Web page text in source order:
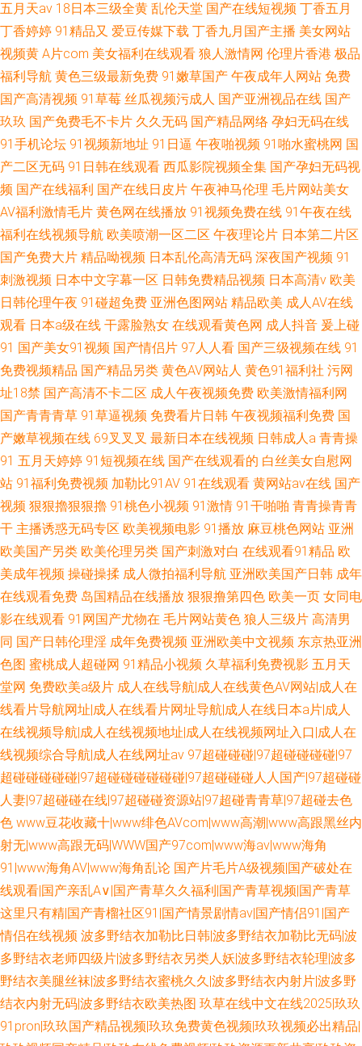
五月天av 18日本三级全黄 乱伦天堂 国产在线短视频 丁香五月
丁香婷婷 91精品又 爱豆传媒下载 丁香九月国产主播 美女网站
视频黄 A片com 美女福利在线观看 狼人激情网 伦理片香港 极品
福利导航 黄色三级最新免费 91嫩草国产 午夜成年人网站 免费
国产高清视频 91草莓 丝瓜视频污成人 国产亚洲视品在线 国产
玖玖 国产免费毛不卡片 久久无码 国产精品网络 孕妇无码在线
91手机论坛 91视频新地址 91日逼 午夜啪视频 91啪水蜜桃网 国
产二区无码 91日韩在线观看 西瓜影院视频全集 国产孕妇无码视
频 国产在线福利 国产在线日皮片 午夜神马伦理 毛片网站美女
AV福利激情毛片 黄色网在线播放 91视频免费在线 91午夜在线
福利在线视频导航 欧美喷潮一区二区 午夜理论片 日本第二片区
国产免费大片 精品呦视频 日本乱伦高清无码 深夜国产视频 91
刺激视频 日本中文字幕一区 日韩免费精品视频 日本高清v 欧美
日韩伦理午夜 91碰超免费 亚洲色图网站 精品欧美 成人AV在线
观看 日本a级在线 干露脸熟女 在线观看黄色网 成人抖音 爰上碰
91 国产美女91视频 国产情侣片 97人人看 国产三级视频在线 91
免费视频精品 国产精品另类 黄色AV网站人 黄色91福利社 污网
址18禁 国产高清不卡二区 成人午夜视频免费 欧美激情福利网
国产青青青草 91草逼视频 免费看片日韩 午夜视频福利免费 国
产嫩草视频在线 69叉叉叉 最新日本在线视频 日韩成人a 青青操
91 五月天婷婷 91短视频在线 国产在线观看的 白丝美女自慰网
站 91福利免费视频 加勒比91AV 91在线观看 黄网站av在线 国产
视频 狠狠擼狠狠擼 91桃色小视频 91激情 91干啪啪 青青操青青
干 主播诱惑无码专区 欧美视频电影 91播放 麻豆桃色网站 亚洲
欧美国产另类 欧美伦理另类 国产刺激对白 在线观看91精品 欧
美成年视频 操碰操揉 成人微拍福利导航 亚洲欧美国产日韩 成年
在线观看免费 岛国精品在线播放 狠狠撸第四色 欧美一页 女同电
影在线观看 91网国产尤物在 毛片网站黄色 狼人三级片 高清男
同 国产日韩伦理淫 成年免费视频 亚洲欧美中文视频 东京热亚洲
色图 蜜桃成人超碰网 91精品小视频 久草福利免费视影 五月天
堂网 免费欧美a级片 成人在线导航|成人在线黄色AV网站|成人在
线看片导航网址|成人在线看片网址导航|成人在线日本a片|成人
在线视频导航|成人在线视频地址|成人在线视频网址入口|成人在
线视频综合导航|成人在线网址av 97超碰碰碰|97超碰碰碰碰|97
超碰碰碰碰碰|97超碰碰碰碰碰碰|97超碰碰碰人人国产|97超碰碰
人妻|97超碰碰在线|97超碰碰资源站|97超碰青青草|97超碰去色
色 www豆花收藏十|www绯色AVcom|www高潮|www高跟黑丝内
射无|www高跟无码|WWW国产97com|www海av|www海角
91|www海角AV|www海角乱论 国产片毛片A级视频|国产破处在
线观看|国产亲乱A∨|国产青草久久福利|国产青草视频|国产青草
这里只有精|国产青榴社区91|国产情景剧情av|国产情侣91|国产
情侣在线视频 波多野结衣加勒比日韩|波多野结衣加勒比无码|波
多野结衣老师四级片|波多野结衣另类人妖|波多野结衣轮理|波多
野结衣美腿丝袜|波多野结衣蜜桃久久|波多野结衣内射片|波多野
结衣内射无码|波多野结衣欧美热图 玖草在线中文在线2025|玖玖
91pron|玖玖国产精品视频|玖玖免费黄色视频|玖玖视频必出精品|